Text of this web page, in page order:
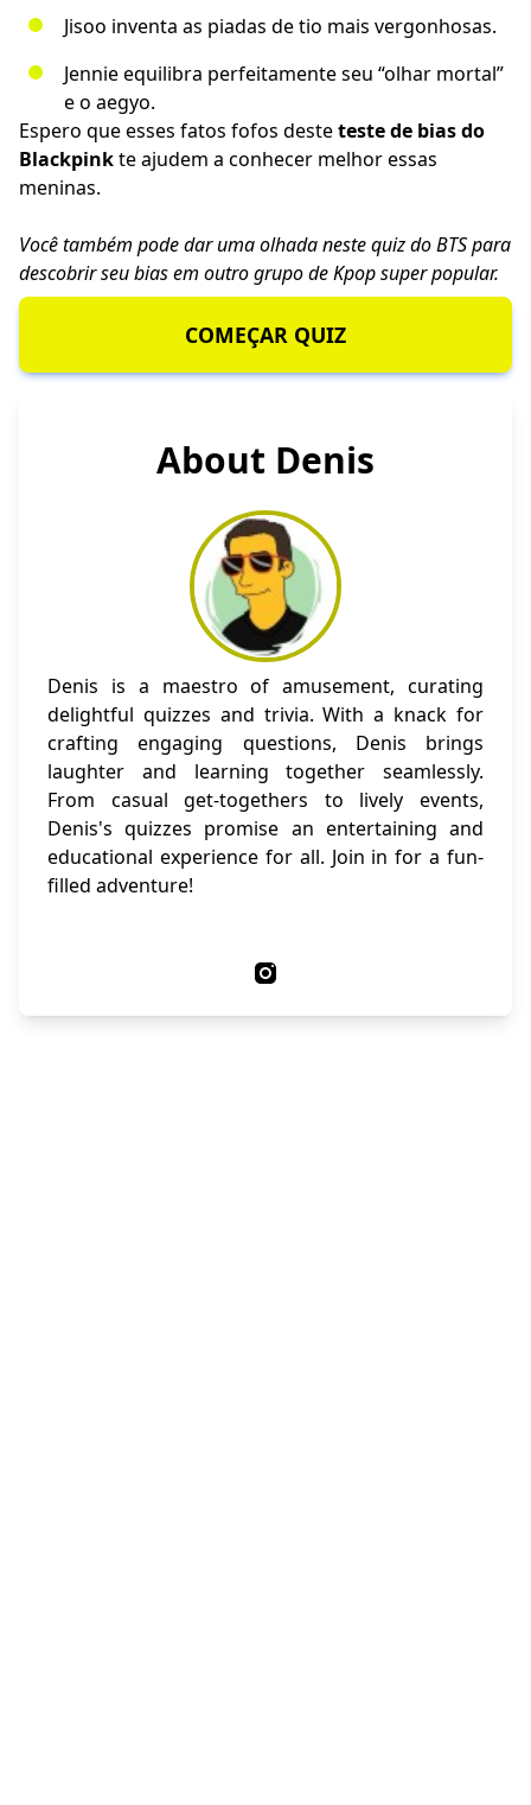
Jisoo inventa as piadas de tio mais vergonhosas.
Jennie equilibra perfeitamente seu “olhar mortal”
e o aegyo.
Espero que esses fatos fofos desteteste de bias do
Blackpinkte ajudem a conhecer melhor essas
meninas.
Você também pode dar uma olhada nestequiz do BTSpara
descobrir seu bias em outro grupo de Kpop super popular.
COMEÇAR QUIZ
About Denis
Denis is a maestro of amusement, curating
delightful quizzes and trivia. With a knack for
crafting engaging questions, Denis brings
laughter and learning together seamlessly.
From casual get-togethers to lively events,
Denis's quizzes promise an entertaining and
educational experience for all. Join in for a fun-
filled adventure!